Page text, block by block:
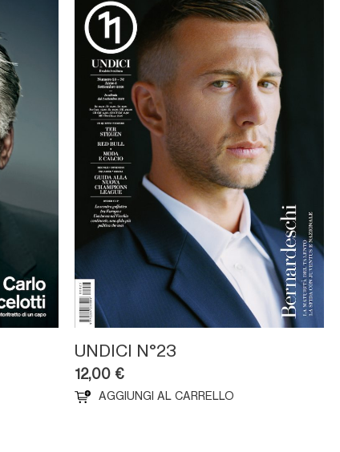
UNDICI N°23
12,00 €
AGGIUNGI AL CARRELLO